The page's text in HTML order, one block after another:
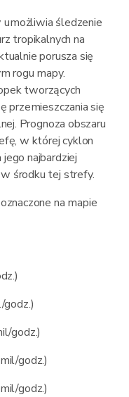
umożliwia śledzenie
tropikalnych na
porusza się
rogu mapy.
tworzących
przemieszczania się
Prognoza obszaru
w której cyklon
najbardziej
środku tej strefy.
na mapie
godz.)
godz.)
godz.)